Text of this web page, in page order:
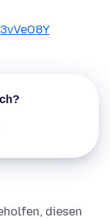
diesen